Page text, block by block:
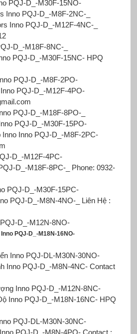
PQJ-D_-M30F-15NO-
Inno PQJ-D_-M8F-2NC-_
Inno PQJ-D_-M12F-4NC-_
D_-M18F-8NC-_
PQJ-D_-M30F-15NC- HPQ
PQJ-D_-M8F-2PO-
PQJ-D_-M12F-4PO-
PQJ-D_-M18F-8PO-_
PQJ-D_-M30F-15PO-
Inno PQJ-D_-M8F-2PC-
D_-M12F-4PC-
D_-M18F-8PC-_ Phone: 0932-
PQJ-D_-M30F-15PC-
PQJ-D_-M8N-4NO-_ Liên Hệ :
D_-M12N-8NO-
PQJ-D_-M18N-16NO-
Inno PQJ-DL-M30N-30ΝΟ-
Inno PQJ-D_-M8N-4NC- Contact
Inno PQJ-D_-M12N-8NC-
Inno PQJ-D_-M18N-16NC- HPQ
PQJ-DL-M30N-30NC-
PQJ-D_-M8N-4PO- Contact :